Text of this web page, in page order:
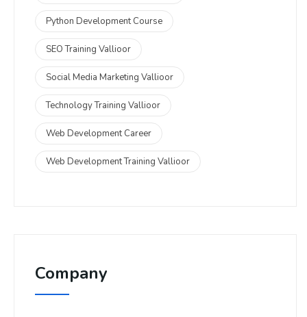
Python Development Course
SEO Training Vallioor
Social Media Marketing Vallioor
Technology Training Vallioor
Web Development Career
Web Development Training Vallioor
Company